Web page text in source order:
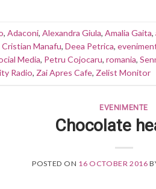
, Adaconi, Alexandra Giula, Amalia Gaita,
Cristian Manafu, Deea Petrica,
Media, Petru Cojocaru, romania,
Radio, Zai Apres Cafe, Zelist Monitor
EVENIMENTE
Chocolate
POSTED ON 16 OCTOBER 2016